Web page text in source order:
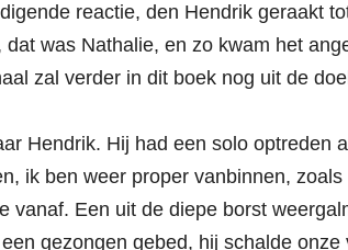
reactie, den Hendrik geraakt
dat was Nathalie, en zo kwam het
zal verder in dit boek nog uit de
Hendrik. Hij had een solo optreden
ik ben weer proper vanbinnen,
vanaf. Een uit de diepe borst
gezongen gebed, hij schalde